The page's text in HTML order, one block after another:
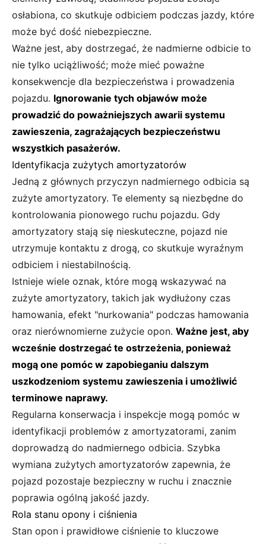
osłabiona, co skutkuje odbiciem podczas jazdy, które
może być dość niebezpieczne.
Ważne jest, aby dostrzegać, że nadmierne odbicie to
nie tylko uciążliwość; może mieć poważne
konsekwencje dla bezpieczeństwa i prowadzenia
pojazdu. Ignorowanie tych objawów może
prowadzić do poważniejszych awarii systemu
zawieszenia, zagrażających bezpieczeństwu
wszystkich pasażerów.
Identyfikacja zużytych amortyzatorów
Jedną z głównych przyczyn nadmiernego odbicia są
zużyte amortyzatory. Te elementy są niezbędne do
kontrolowania pionowego ruchu pojazdu. Gdy
amortyzatory stają się nieskuteczne, pojazd nie
utrzymuje kontaktu z drogą, co skutkuje wyraźnym
odbiciem i niestabilnością.
Istnieje wiele oznak, które mogą wskazywać na
zużyte amortyzatory, takich jak wydłużony czas
hamowania, efekt "nurkowania" podczas hamowania
oraz nierównomierne zużycie opon. Ważne jest, aby
wcześnie dostrzegać te ostrzeżenia, ponieważ
mogą one pomóc w zapobieganiu dalszym
uszkodzeniom systemu zawieszenia i umożliwić
terminowe naprawy.
Regularna konserwacja i inspekcje mogą pomóc w
identyfikacji problemów z amortyzatorami, zanim
doprowadzą do nadmiernego odbicia. Szybka
wymiana zużytych amortyzatorów zapewnia, że
pojazd pozostaje bezpieczny w ruchu i znacznie
poprawia ogólną jakość jazdy.
Rola stanu opony i ciśnienia
Stan opon i prawidłowe ciśnienie to kluczowe